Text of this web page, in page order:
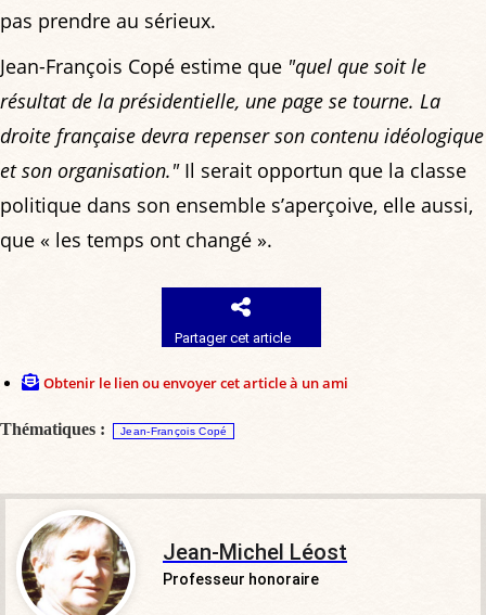
pas prendre au sérieux.
Jean-François Copé estime que "quel que soit le
résultat de la présidentielle, une page se tourne. La
droite française devra repenser son contenu idéologique
et son organisation."Il serait opportun que la classe
politique dans son ensemble s’aperçoive, elle aussi,
que « les temps ont changé ».
Partager cet article
Obtenir le lien ou envoyer cet article à un ami
Thématiques : Jean-François Copé
Jean-Michel Léost
Professeur honoraire